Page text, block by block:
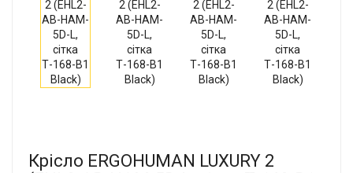
Крісло ERGOHUMAN LUXURY 2